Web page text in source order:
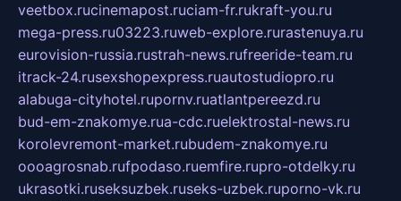
veetbox.rucinemapost.ruciam-fr.rukraft-you.ru
mega-press.ru03223.ruweb-explore.rurastenuya.ru
eurovision-russia.rustrah-news.rufreeride-team.ru
itrack-24.rusexshopexpress.ruautostudiopro.ru
alabuga-cityhotel.rupornv.ruatlantpereezd.ru
bud-em-znakomye.rua-cdc.ruelektrostal-news.ru
korolevremont-market.rubudem-znakomye.ru
oooagrosnab.rufpodaso.ruemfire.rupro-otdelky.ru
ukrasotki.ruseksuzbek.ruseks-uzbek.ruporno-vk.ru